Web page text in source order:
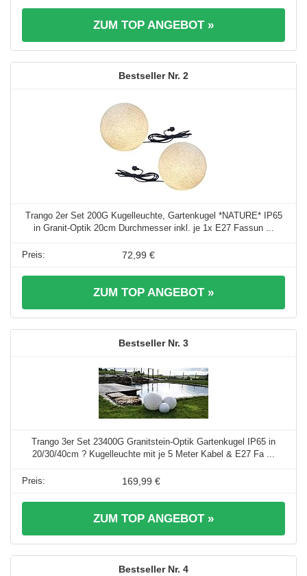
ZUM TOP ANGEBOT »
2
Trango 2er Set 200G Kugelleuchte, Gartenkugel *NATURE* IP65
in Granit-Optik 20cm Durchmesser inkl. je 1x E27 Fassun ...
72,99 €
ZUM TOP ANGEBOT »
3
Trango 3er Set 23400G Granitstein-Optik Gartenkugel IP65 in
20/30/40cm ? Kugelleuchte mit je 5 Meter Kabel & E27 Fa ...
169,99 €
ZUM TOP ANGEBOT »
4